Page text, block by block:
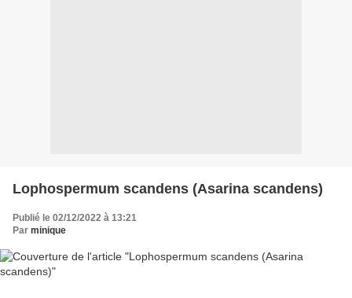
Lophospermum scandens (Asarina scandens)
Publié le 02/12/2022 à 13:21
Par minique